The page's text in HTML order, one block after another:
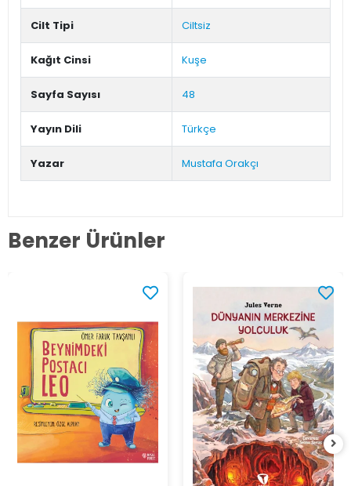
Cilt Tipi Ciltsiz
Kağıt Cinsi Kuşe
Sayfa Sayısı 48
Yayın Dili Türkçe
Yazar Mustafa Orakçı
Benzer Ürünler